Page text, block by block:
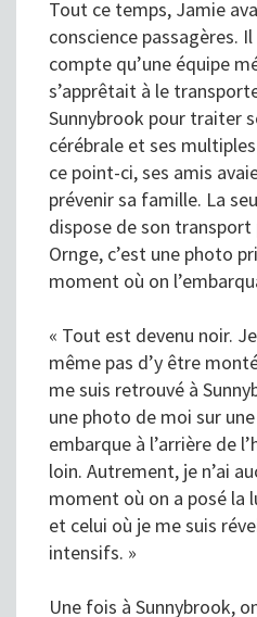
Tout ce temps, Jamie
conscience passagères.
compte qu’une équipe
s’apprêtait à le
Sunnybrook pour traiter
cérébrale et ses
ce point-ci, ses amis
prévenir sa famille. La
dispose de son
Ornge, c’est une photo
moment où on
« Tout est devenu noir.
même pas d’y être
me suis retrouvé à
une photo de moi sur une
embarque à l’arrière de
loin. Autrement, je n’ai
moment où on a posé la
et celui où je me suis
intensifs. »
Une fois à Sunnybrook,